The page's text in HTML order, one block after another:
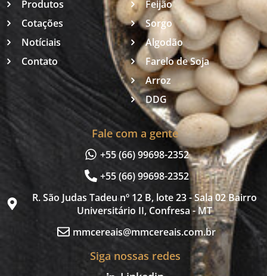
Produtos
Cotações
Notíciais
Contato
Feijão
Sorgo
Algodão
Farelo de Soja
Arroz
DDG
Fale com a gente
+55 (66) 99698-2352
+55 (66) 99698-2352
R. São Judas Tadeu nº 12 B, lote 23 - Sala 02 Bairro
Universitário II, Confresa - MT
mmcereais@mmcereais.com.br
Siga nossas redes